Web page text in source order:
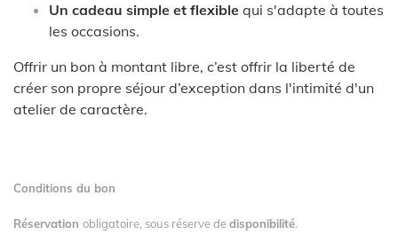
Un cadeau simple et flexible qui s'adapte à toutes
les occasions.
Offrir un bon à montant libre, c’est offrir la liberté de
créer son propre séjour d’exception dans l'intimité d'un
atelier de caractère.
Conditions du bon
Réservation obligatoire, sous réserve dedisponibilité.